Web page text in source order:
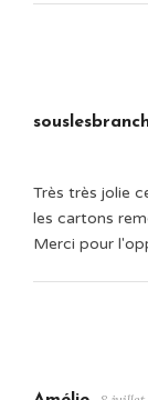
Très très jolie
les cartons
Merci pour